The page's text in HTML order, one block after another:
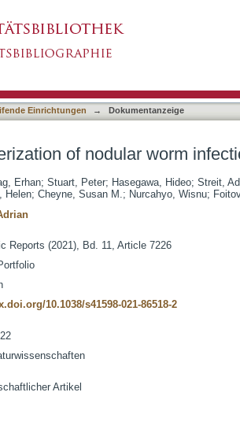
Einrichtungen → Dokumentanzeige
of nodular worm
Erhan; Stuart, Peter; Hasegawa, Hideo; Streit,
Helen; Cheyne, Susan M.; Nurcahyo, Wisnu;
Reports (2021), Bd. 11, Article 7226
10.1038/s41598-021-86518-2
Artikel